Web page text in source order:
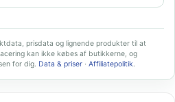
prisdata og lignende produkter til at
kan ikke købes af butikkerne, og
for dig. Data & priser · Affiliatepolitik.